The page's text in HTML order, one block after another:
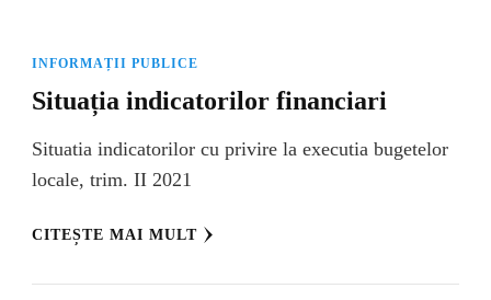
INFORMAȚII PUBLICE
Situația indicatorilor financiari
Situatia indicatorilor cu privire la executia bugetelor
locale, trim. II 2021
CITEȘTE MAI MULT